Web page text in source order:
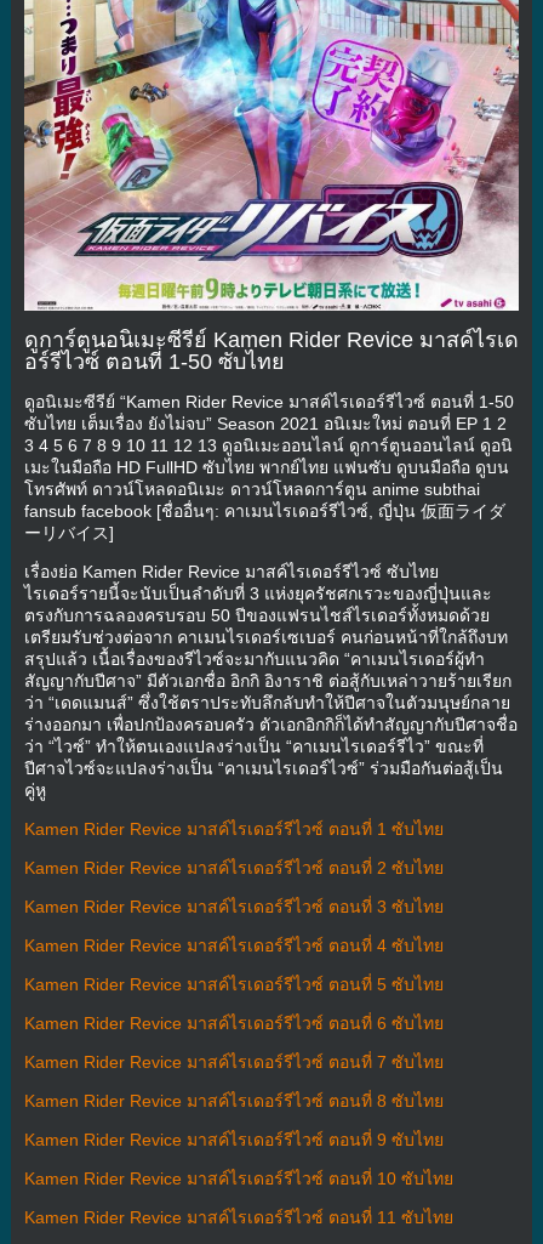
ดูการ์ตูนอนิเมะซีรีย์ Kamen Rider Revice มาสค์ไรเด
อร์รีไวซ์ ตอนที่ 1-50 ซับไทย
ดูอนิเมะซีรีย์ “Kamen Rider Revice มาสค์ไรเดอร์รีไวซ์ ตอนที่ 1-50
ซับไทย เต็มเรื่อง ยังไม่จบ” Season 2021 อนิเมะใหม่ ตอนที่ EP 1 2
3 4 5 6 7 8 9 10 11 12 13 ดูอนิเมะออนไลน์ ดูการ์ตูนออนไลน์ ดูอนิ
เมะในมือถือ HD FullHD ซับไทย พากย์ไทย แฟนซับ ดูบนมือถือ ดูบน
โทรศัพท์ ดาวน์โหลดอนิเมะ ดาวน์โหลดการ์ตูน anime subthai
fansub facebook [ชื่ออื่นๆ: คาเมนไรเดอร์รีไวซ์, ญี่ปุ่น 仮面ライダ
ーリバイス]
เรื่องย่อ Kamen Rider Revice มาสค์ไรเดอร์รีไวซ์ ซับไทย
ไรเดอร์รายนี้จะนับเป็นลำดับที่ 3 แห่งยุครัชศกเรวะของญี่ปุ่นและ
ตรงกับการฉลองครบรอบ 50 ปีของแฟรนไชส์ไรเดอร์ทั้งหมดด้วย
เตรียมรับช่วงต่อจาก คาเมนไรเดอร์เซเบอร์ คนก่อนหน้าที่ใกล้ถึงบท
สรุปแล้ว เนื้อเรื่องของรีไวซ์จะมากับแนวคิด “คาเมนไรเดอร์ผู้ทำ
สัญญากับปีศาจ” มีตัวเอกชื่อ อิกกิ อิงาราชิ ต่อสู้กับเหล่าวายร้ายเรียก
ว่า “เดดแมนส์” ซึ่งใช้ตราประทับลึกลับทำให้ปีศาจในตัวมนุษย์กลาย
ร่างออกมา เพื่อปกป้องครอบครัว ตัวเอกอิกกิก็ได้ทำสัญญากับปีศาจชื่อ
ว่า “ไวซ์” ทำให้ตนเองแปลงร่างเป็น “คาเมนไรเดอร์รีไว” ขณะที่
ปีศาจไวซ์จะแปลงร่างเป็น “คาเมนไรเดอร์ไวซ์” ร่วมมือกันต่อสู้เป็น
คู่หู
Kamen Rider Revice มาสค์ไรเดอร์รีไวซ์ ตอนที่ 1 ซับไทย
Kamen Rider Revice มาสค์ไรเดอร์รีไวซ์ ตอนที่ 2 ซับไทย
Kamen Rider Revice มาสค์ไรเดอร์รีไวซ์ ตอนที่ 3 ซับไทย
Kamen Rider Revice มาสค์ไรเดอร์รีไวซ์ ตอนที่ 4 ซับไทย
Kamen Rider Revice มาสค์ไรเดอร์รีไวซ์ ตอนที่ 5 ซับไทย
Kamen Rider Revice มาสค์ไรเดอร์รีไวซ์ ตอนที่ 6 ซับไทย
Kamen Rider Revice มาสค์ไรเดอร์รีไวซ์ ตอนที่ 7 ซับไทย
Kamen Rider Revice มาสค์ไรเดอร์รีไวซ์ ตอนที่ 8 ซับไทย
Kamen Rider Revice มาสค์ไรเดอร์รีไวซ์ ตอนที่ 9 ซับไทย
Kamen Rider Revice มาสค์ไรเดอร์รีไวซ์ ตอนที่ 10 ซับไทย
Kamen Rider Revice มาสค์ไรเดอร์รีไวซ์ ตอนที่ 11 ซับไทย